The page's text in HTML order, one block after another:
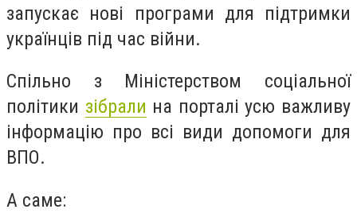
запускає нові програми для підтримки
українців під час війни.
Спільно з Міністерством соціальної
політики зібрали на порталі усю важливу
інформацію про всі види допомоги для
ВПО.
А саме: